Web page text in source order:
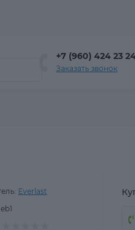
+7 (960) 424 23
Заказать звонок
Everlast
eb1